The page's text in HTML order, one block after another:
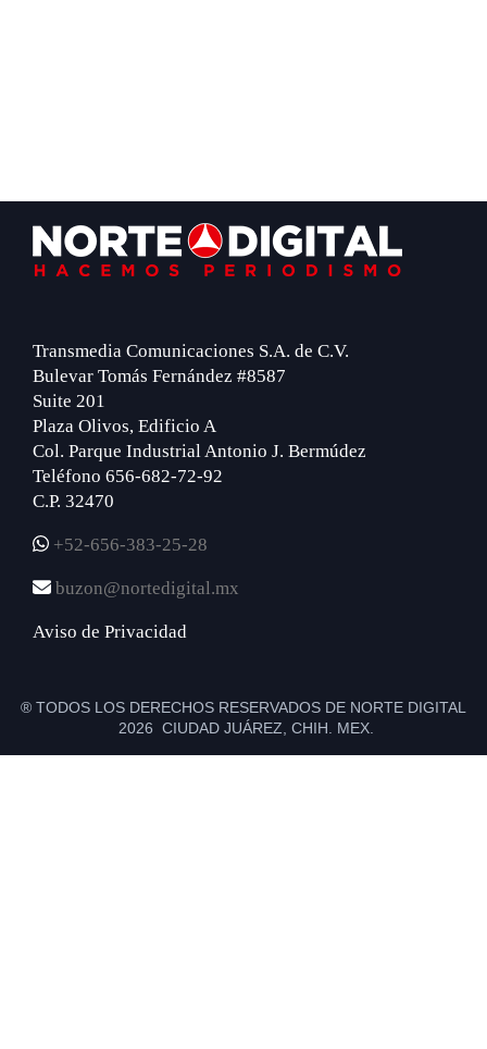
Footer
Transmedia Comunicaciones S.A. de C.V.
Bulevar Tomás Fernández #8587
Suite 201
Plaza Olivos, Edificio A
Col. Parque Industrial Antonio J. Bermúdez
Teléfono 656-682-72-92
C.P. 32470
+52-656-383-25-28
buzon@nortedigital.mx
Aviso de Privacidad
® TODOS LOS DERECHOS RESERVADOS DE NORTE DIGITAL
2026 CIUDAD JUÁREZ, CHIH. MEX.